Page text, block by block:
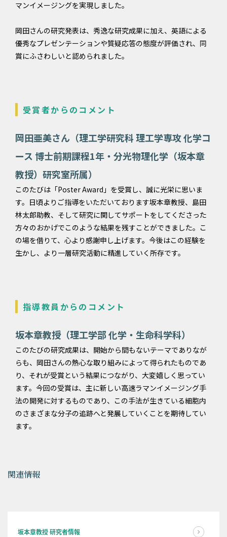
マンイメージングを実現しました。
岡田さんの研究発表は、秀逸な研究成果に加え、英語による
優秀なプレゼンテーションや質疑応答の態度が評価され、同
賞にふさわしいと認められました。
受賞者からのコメント
岡田亜美さん（理工学研究科 理工学専攻 化学コ
ース 博士前期課程1年・分光物理化学（坂本章
教授）研究室所属）
このたびは「Poster Award」を受賞し、誠に光栄に思いま
す。日頃よりご指導をいただいております坂本章教授、島田
林太郎助教、そして研究に関してサポートをしてくださった
方々のおかげでこのような結果を残すことができました。こ
の場を借りて、心より感謝申し上げます。今後はこの経験を
生かし、より一層研究活動に精進していく所存です。
指導教員からのコメント
坂本章教授（理工学部 化学・生命科学科）
このたびの研究成果は、開始から間もないテーマでありなが
らも、岡田さんの熱心な取り組みによって得られたものであ
り、それが受賞という結果につながり、大変嬉しく思ってい
ます。今回の受賞は、主に新しい高速ラマンイメージング手
法の開発に対するものであり、この手法が生きている細胞内
のさまざまな分子の追跡へと発展していくことを期待してい
ます。
関連情報
坂本章教授 研究者情報